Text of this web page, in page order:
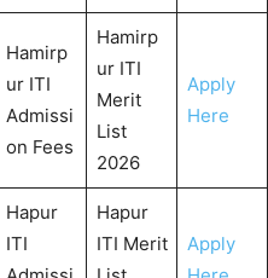
Hamirp
ur ITI
Admissi
on Fees
Hamirp
ur ITI
Merit
List
2026
Apply
Here
Hapur
ITI
Hapur
ITI Merit
Apply